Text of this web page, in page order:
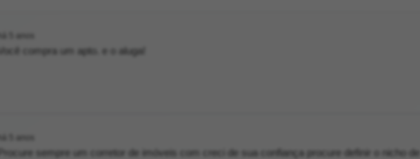
há 5 anos
Você compra um apto. e o aluga!
há 5 anos
Procure sempre um corretor de imóveis com creci de sua confiança procure definir o nicho de